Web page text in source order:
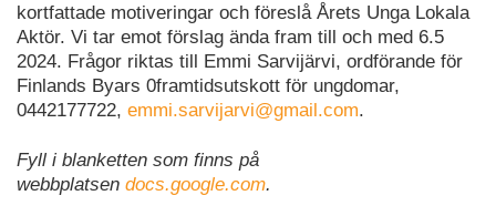
kortfattade motiveringar och föreslå Årets Unga Lokala
Aktör. Vi tar emot förslag ända fram till och med 6.5
2024. Frågor riktas till Emmi Sarvijärvi, ordförande för
Finlands Byars 0framtidsutskott för ungdomar,
0442177722, emmi.sarvijarvi@gmail.com.
Fyll i blanketten som finns på
webbplatsen docs.google.com.